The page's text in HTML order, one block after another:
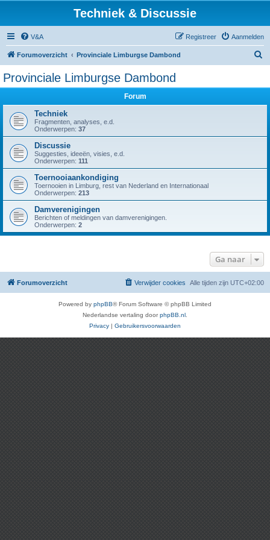
Techniek & Discussie
V&A Aanmelden
Registreer
Forumoverzicht Provinciale Limburgse Dambond
Provinciale Limburgse Dambond
Forum
Techniek
Fragmenten, analyses, e.d.
Onderwerpen: 37
Discussie
Suggesties, ideeën, visies, e.d.
Onderwerpen: 111
Toernooiaankondiging
Toernooien in Limburg, rest van Nederland en Internationaal
Onderwerpen: 213
Damverenigingen
Berichten of meldingen van damverenigingen.
Onderwerpen: 2
Ga naar
Forumoverzicht Alle tijden zijn UTC+02:00
Verwijder cookies
Powered by phpBB® Forum Software © phpBB Limited
Nederlandse vertaling doorphpBB.nl
Privacy | Gebruikersvoorwaarden